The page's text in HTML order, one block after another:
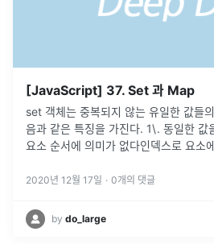
[JavaScript] 37. Set 과 Map
set 객체는 중복되지 않는 유일한 값들
음과 같은 특징을 가진다. 1\. 동일한 값을 중복하여 포함할수 없다
요소 순서에 의미가 없다인덱스로 요소
set...
2020년 12월 17일 · 0개의 댓글
by do_large